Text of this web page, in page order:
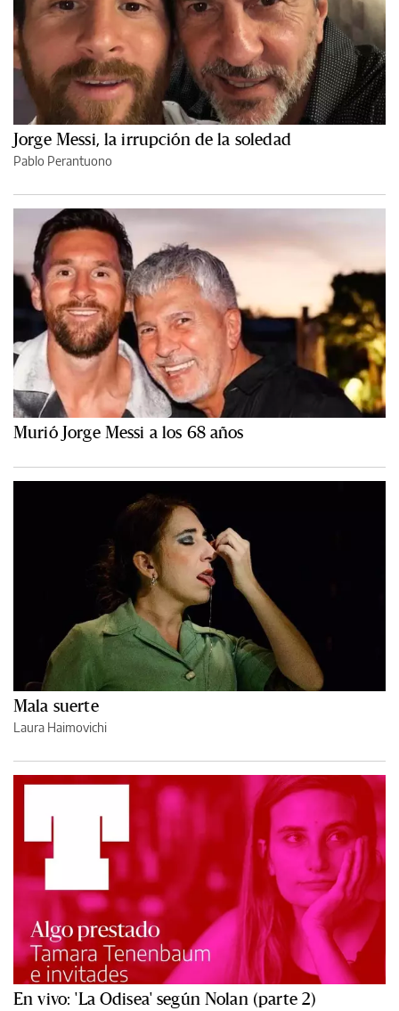
Jorge Messi, la irrupción de la soledad
Pablo Perantuono
Murió Jorge Messi a los 68 años
Mala suerte
Laura Haimovichi
En vivo: 'La Odisea' según Nolan (parte 2)